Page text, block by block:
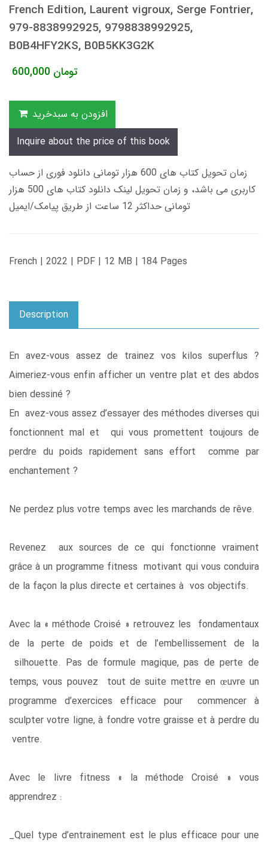
French Edition, Laurent vigroux, Serge Fontrier,
979-8838992925, 9798838992925,
B0B4HFY2KS, B0B5KK3G2K
600,000 تومان
افزودن به سبدخرید
Inquire about the price of this book
زمان تحویل کتاب های 600 هزار تومانی دانلود فوری از حساب
کاربری می باشد، و زمان تحویل لینک دانلود کتاب های 500 هزار
تومانی حداکثر 12 ساعت از طریق پیامک/ایمیل
French | 2022 | PDF | 12 MB | 184 Pages
Description
En avez-vous assez de trainez vos kilos superflus ?
Aimeriez-vous enfin afficher un ventre plat et des abdos
bien dessiné ?
En avez-vous assez d’essayer des méthodes diverses qui
fonctionnent mal et qui vous promettent toujours de
perdre du poids rapidement sans effort comme par
enchantement ?
Ne perdez plus votre temps avec les marchands de rêve.
Revenez aux sources de ce qui fonctionne vraiment
grâce à un programme fitness motivant qui vous conduira
de la façon la plus directe et certaines à vos objectifs.
Avec la « méthode Croisé » retrouvez les fondamentaux
de la perte de poids et de l’embellissement de la
silhouette. Pas de formule magique, pas de perte de
temps, vous pouvez tout de suite mettre en œuvre un
programme d’exercices efficace pour commencer à
sculpter votre ligne, à fondre votre graisse et à perdre du
ventre.
Avec le livre fitness « la méthode Croisé » vous
apprendrez :
_Quel type d’entrainement est le plus efficace pour une